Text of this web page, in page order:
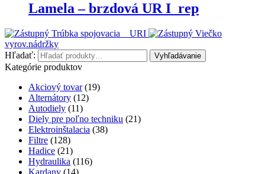
Lamela – brzdová UR I_rep
Trúbka spojovacia _ URI
Viečko
vyrov.nádržky
Hľadať:
Vyhľadávanie
Kategórie produktov
Akciový tovar (19)
Alternátory (12)
Autodiely (11)
Diely pre poľno techniku (21)
Elektroinštalacia (38)
Filtre (128)
Hadice (21)
Hydraulika (116)
Kardany (14)